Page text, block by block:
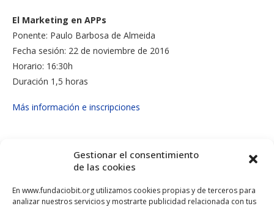
Gestionar el consentimiento
de las cookies
En www.fundaciobit.org utilizamos cookies propias y de terceros para
analizar nuestros servicios y mostrarte publicidad relacionada con tus
El Marketing en APPs
Ponente: Paulo Barbosa de Almeida
Fecha sesión: 22 de noviembre de 2016
Horario: 16:30h
Duración 1,5 horas
Más información e inscripciones